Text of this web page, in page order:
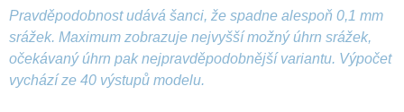
Pravděpodobnost udává šanci, že spadne alespoň 0,1 mm
srážek. Maximum zobrazuje nejvyšší možný úhrn srážek,
očekávaný úhrn pak nejpravděpodobnější variantu. Výpočet
vychází ze 40 výstupů modelu.